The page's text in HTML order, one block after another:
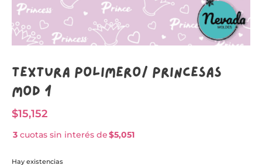
Textura Polímero/ PRINCESAS
MOD 1
$15,152
3 cuotas sin interés de$5,051
Hay existencias